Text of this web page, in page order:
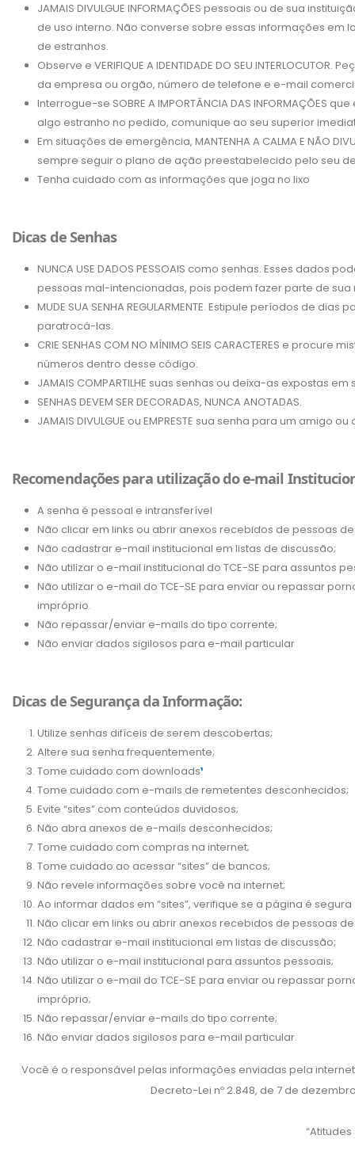
JAMAIS DIVULGUE INFORMAÇÕES pessoais ou de sua
de uso interno. Não converse sobre essas informações em
de estranhos.
Observe e VERIFIQUE A IDENTIDADE DO SEU
da empresa ou orgão, número de telefone e e-mail
Interrogue-se SOBRE A IMPORTÂNCIA DAS INFORMAÇÕES
algo estranho no pedido, comunique ao seu superior
Em situações de emergência, MANTENHA A CALMA E NÃO
sempre seguir o plano de ação preestabelecido pelo seu
Tenha cuidado com as informações que joga no lixo
Dicas de Senhas
NUNCA USE DADOS PESSOAIS como senhas. Esses dados
pessoas mal-intencionadas, pois podem fazer parte de
MUDE SUA SENHA REGULARMENTE. Estipule períodos de
paratrocá-las.
CRIE SENHAS COM NO MÍNIMO SEIS CARACTERES e
números dentro desse código.
JAMAIS COMPARTILHE suas senhas ou deixa-as expostas
SENHAS DEVEM SER DECORADAS, NUNCA ANOTADAS.
JAMAIS DIVULGUE ou EMPRESTE sua senha para um amigo
Recomendações para utilização do e-mail
A senha é pessoal e intransferível
Não clicar em links ou abrir anexos recebidos de pessoas
Não cadastrar e-mail institucional em listas de discussão;
Não utilizar o e-mail institucional do TCE-SE para assuntos
Não utilizar o e-mail do TCE-SE para enviar ou repassar
impróprio.
Não repassar/enviar e-mails do tipo corrente;
Não enviar dados sigilosos para e-mail particular
Dicas de Segurança da Informação:
Utilize senhas difíceis de serem descobertas;
Altere sua senha frequentemente;
Tome cuidado com downloads¹
Tome cuidado com e-mails de remetentes desconhecidos;
Evite “sites” com conteúdos duvidosos;
Não abra anexos de e-mails desconhecidos;
Tome cuidado com compras na internet;
Tome cuidado ao acessar “sites” de bancos;
Não revele informações sobre você na internet;
Ao informar dados em “sites”, verifique se a página é segura
Não clicar em links ou abrir anexos recebidos de pessoas
Não cadastrar e-mail institucional em listas de discussão;
Não utilizar o e-mail institucional para assuntos pessoais;
Não utilizar o e-mail do TCE-SE para enviar ou repassar
impróprio;
Não repassar/enviar e-mails do tipo corrente;
Não enviar dados sigilosos para e-mail particular.
Você é o responsável pelas informações enviadas pela
Decreto-Lei nº 2.848, de 7 de